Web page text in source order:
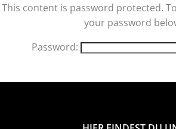
This content is password protected.
your password
Password: